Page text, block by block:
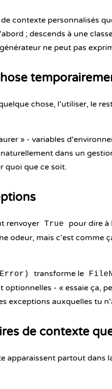
contexte personnalisés
; descends à une
ne peut pas
chose, l'utiliser, le
» - variables
dans un
quoi que ce soit.
renvoyer True
pour dire à
odeur, mais c'est comme
transforme le
- « essaie ça,
exceptions auxquelles tu
de contexte
apparaissent partout dans